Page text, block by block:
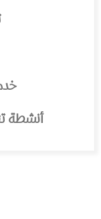
أنشطة